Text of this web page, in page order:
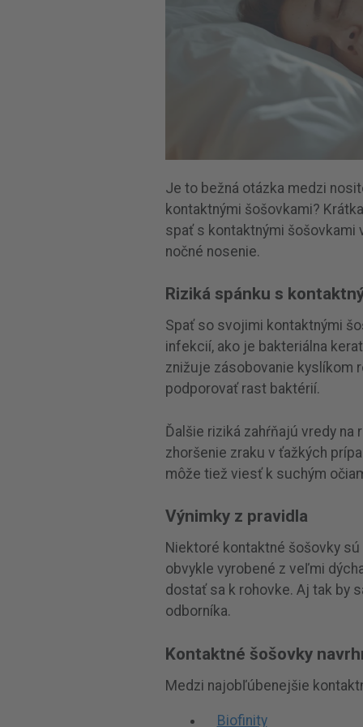
Je to bežná otázka medzi
kontaktnými šošovkami?
spať s kontaktnými šošovkami
nočné nosenie.
Riziká spánku s
Spať so svojimi kontaktnými
infekcií, ako je bakteriálna
znižuje zásobovanie kyslíkom
podporovať rast baktérií.
Ďalšie riziká zahŕňajú vredy
zhoršenie zraku v ťažkých
môže tiež viesť k suchým
Výnimky z pravidla
Niektoré kontaktné šošovky
obvykle vyrobené z veľmi
dostať sa k rohovke. Aj tak by
odborníka.
Kontaktné šošovky
Medzi najobľúbenejšie
Biofinity